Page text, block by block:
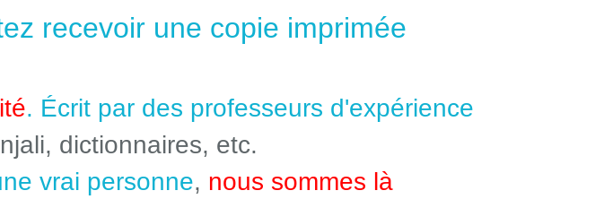
recevoir une copie imprimée
. Écrit par des professeurs d'expérience
dictionnaires, etc.
vrai personne, nous sommes là